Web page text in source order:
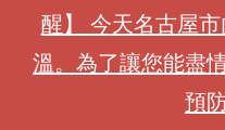
醒】 今天名古屋
溫。為了讓您能盡
預